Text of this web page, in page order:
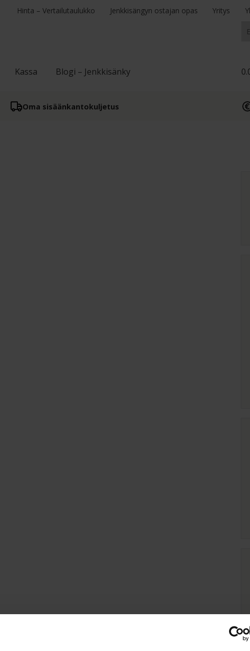
Hinta – Vertailutaulukko Jenkkisängyn ostajan opas Yritys
Kassa Blogi – Jenkkisänky
Oma sisään­kantokuljetus